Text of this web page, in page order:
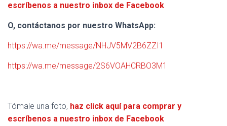
escríbenos a nuestro inbox de Facebook
O, contáctanos por nuestro WhatsApp:
https://wa.me/message/NHJV5MV2B6ZZI1
https://wa.me/message/2S6VOAHCRBO3M1
Tómale una foto, haz click aquí para comprar y
escríbenos a nuestro inbox de Facebook